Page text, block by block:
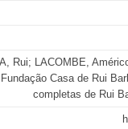
Rui; LACOMBE,
Casa de Rui
completas de Rui